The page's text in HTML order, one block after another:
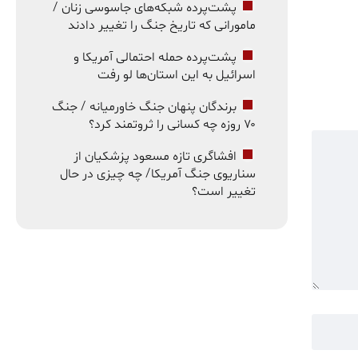
پشت‌پرده شبکه‌های جاسوسی زنان /
مامورانی که تاریخ جنگ را تغییر دادند
پشت‌پرده حمله احتمالی آمریکا و
اسرائیل به این استان‌ها لو رفت
برندگان پنهان جنگ خاورمیانه / جنگ
۷۰ روزه چه کسانی را ثروتمند کرد؟
افشاگری تازه مسعود پزشکیان از
سناریوی جنگ آمریکا/ چه چیزی در حال
تغییر است؟